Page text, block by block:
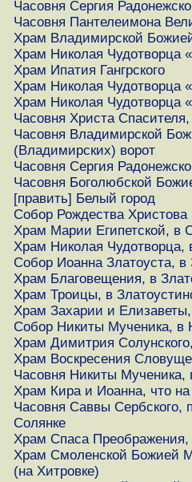
Часовня Сергия
Часовня Пантелеимона
Храм Владимирской
Храм Николая Чудотворца
Храм Ипатия Гангрского
Храм Николая Чудотворца
Храм Николая Чудотворца
Часовня Христа
Часовня Владимирской
(Владимирских) ворот
Часовня Сергия
Часовня Боголюбской
[править] Белый город
Собор Рождества
Храм Марии Египетской, в
Храм Николая Чудотворца,
Собор Иоанна Златоуста,
Храм Благовещения, в
Храм Троицы, в
Храм Захарии и
Собор Никиты Мученика, в
Храм Димитрия
Храм Воскресения
Часовня Никиты Мученика,
Храм Кира и Иоанна, что на
Часовня Саввы Сербского,
Солянке
Храм Спаса
Храм Смоленской Божией
(на Хитровке)